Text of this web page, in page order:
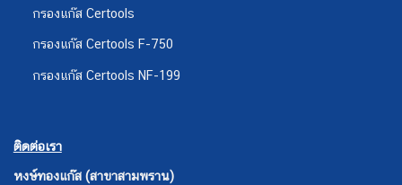
กรองแก๊ส Certools
กรองแก๊ส Certools F-750
กรองแก๊ส Certools NF-199
ติดต่อเรา
หงษ์ทองแก๊ส (สาขาสามพราน)